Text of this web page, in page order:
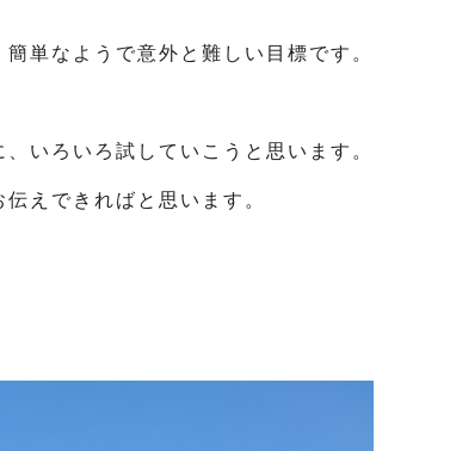
単なようで意外と難しい目標です。
いろいろ試していこうと思います。
えできればと思います。